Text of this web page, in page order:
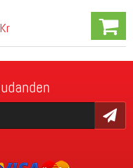
Skicka